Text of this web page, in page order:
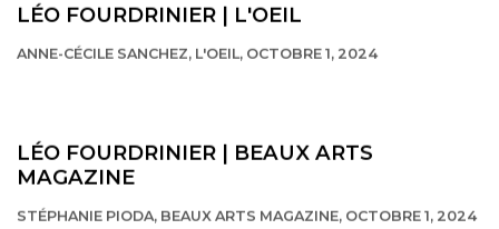
LÉO FOURDRINIER | L'OEIL
ANNE-CÉCILE SANCHEZ, L'OEIL, OCTOBRE 1, 2024
LÉO FOURDRINIER | BEAUX ARTS
MAGAZINE
STÉPHANIE PIODA, BEAUX ARTS MAGAZINE, OCTOBRE 1, 2024